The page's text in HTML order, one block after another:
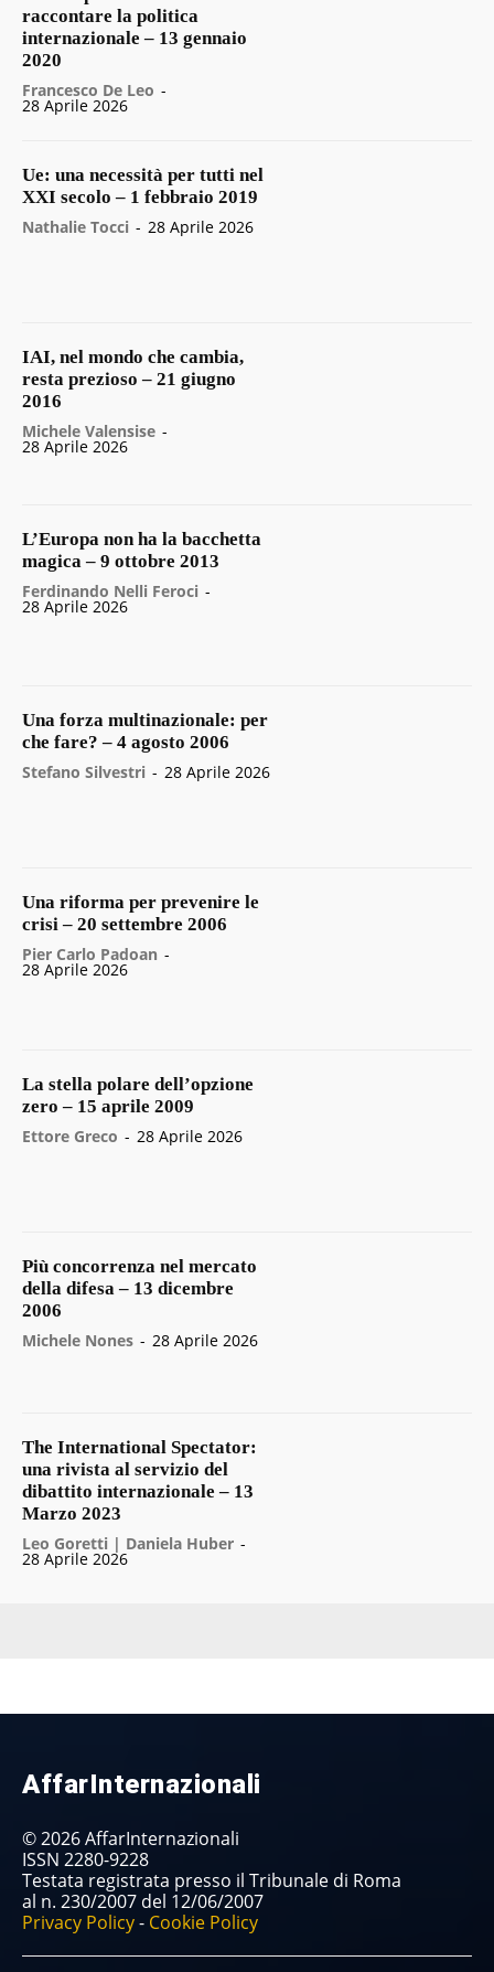
raccontare la politica
internazionale – 13 gennaio
2020
Francesco De Leo -
28 Aprile 2026
Ue: una necessità per tutti nel
XXI secolo – 1 febbraio 2019
Nathalie Tocci - 28 Aprile 2026
IAI, nel mondo che cambia,
resta prezioso – 21 giugno
2016
Michele Valensise -
28 Aprile 2026
L’Europa non ha la bacchetta
magica – 9 ottobre 2013
Ferdinando Nelli Feroci -
28 Aprile 2026
Una forza multinazionale: per
che fare? – 4 agosto 2006
Stefano Silvestri - 28 Aprile 2026
Una riforma per prevenire le
crisi – 20 settembre 2006
Pier Carlo Padoan -
28 Aprile 2026
La stella polare dell’opzione
zero – 15 aprile 2009
Ettore Greco - 28 Aprile 2026
Più concorrenza nel mercato
della difesa – 13 dicembre
2006
Michele Nones - 28 Aprile 2026
The International Spectator:
una rivista al servizio del
dibattito internazionale – 13
Marzo 2023
Leo Goretti | Daniela Huber -
28 Aprile 2026
AffarInternazionali
© 2026 AffarInternazionali
ISSN 2280-9228
Testata registrata presso il Tribunale di Roma
al n. 230/2007 del 12/06/2007
Privacy Policy- Cookie Policy